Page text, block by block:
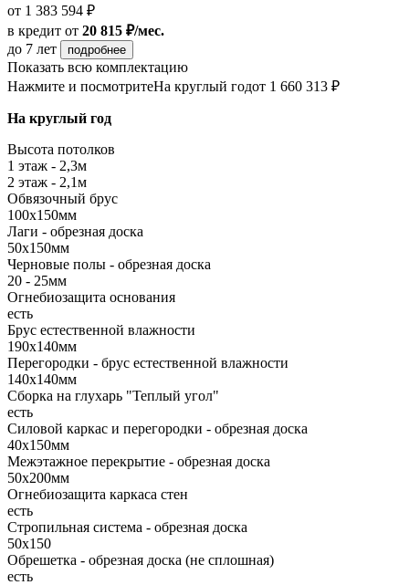
от 1 383 594 ₽
в кредит от 20 815 ₽/мес.
до 7 лет
подробнее
Показать всю комплектацию
Нажмите и посмотритеНа круглый годот 1 660 313 ₽
На круглый год
Высота потолков
1 этаж - 2,3м
2 этаж - 2,1м
Обвязочный брус
100х150мм
Лаги - обрезная доска
50х150мм
Черновые полы - обрезная доска
20 - 25мм
Огнебиозащита основания
есть
Брус естественной влажности
190х140мм
Перегородки - брус естественной влажности
140х140мм
Сборка на глухарь "Теплый угол"
есть
Силовой каркас и перегородки - обрезная доска
40х150мм
Межэтажное перекрытие - обрезная доска
50х200мм
Огнебиозащита каркаса стен
есть
Стропильная система - обрезная доска
50х150
Обрешетка - обрезная доска (не сплошная)
есть